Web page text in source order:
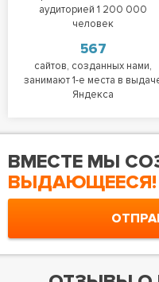
аудиторией 1 200 000
человек
567
сайтов, созданных нами,
занимают 1-е места в
Яндекса
ВМЕСТЕ МЫ
ВЫДАЮЩЕЕСЯ!